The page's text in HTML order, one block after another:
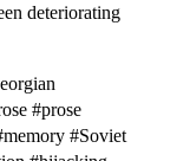
deteriorating
#prose
#Soviet